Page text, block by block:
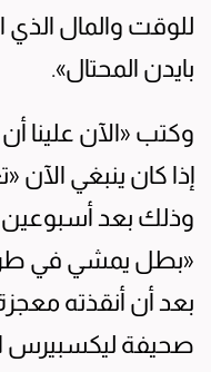
للوقت والمال
بايدن المحتال».
وكتب «الآن علينا
إذا كان ينبغي الآن
وذلك بعد أسبوعين
«بطل يمشي في
بعد أن أنقذته
صحيفة ليكسبيرس